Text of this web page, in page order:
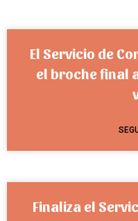
El Servicio de
el broche final
Finaliza el